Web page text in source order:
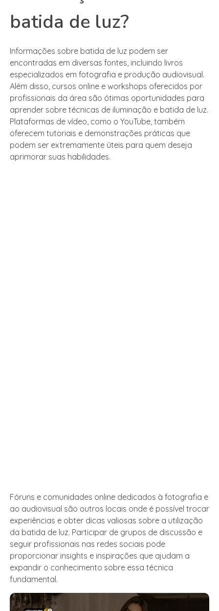
batida de luz?
Informações sobre batida de luz podem ser
encontradas em diversas fontes, incluindo livros
especializados em fotografia e produção audiovisual.
Além disso, cursos online e workshops oferecidos por
profissionais da área são ótimas oportunidades para
aprender sobre técnicas de iluminação e batida de luz.
Plataformas de vídeo, como o YouTube, também
oferecem tutoriais e demonstrações práticas que
podem ser extremamente úteis para quem deseja
aprimorar suas habilidades.
Fóruns e comunidades online dedicados à fotografia e
ao audiovisual são outros locais onde é possível trocar
experiências e obter dicas valiosas sobre a utilização
da batida de luz. Participar de grupos de discussão e
seguir profissionais nas redes sociais pode
proporcionar insights e inspirações que ajudam a
expandir o conhecimento sobre essa técnica
fundamental.